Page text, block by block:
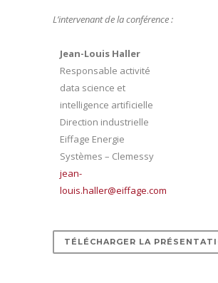
L’intervenant de la conférence :
Jean-Louis Haller
Responsable activité
data science et
intelligence artificielle
Direction industrielle
Eiffage Energie
Systèmes – Clemessy
jean-
louis.haller@eiffage.com
TÉLÉCHARGER LA